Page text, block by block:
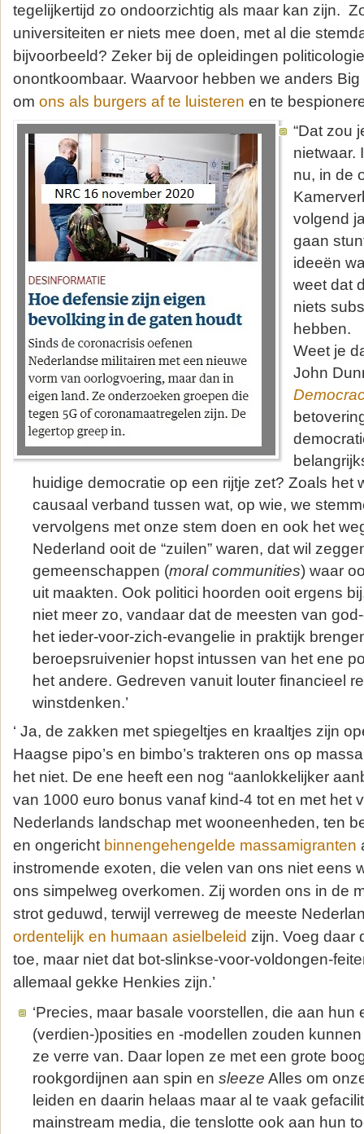
tegelijkertijd zo ondoorzichtig als maar kan zijn.
universiteiten er niets mee doen, met al die
bijvoorbeeld? Zeker bij de opleidingen
onontkoombaar. Waarvoor hebben we anders
om ons als burgers af te luisteren en te
“Dat zou
nietwaar.
nu, in de
volgend
gaan
ideeën
weet dat
niets
hebben.
Weet je
John
huidige democratie op een rijtje zet? Zoals het
causaal verband tussen wat, op wie, we
vervolgens met onze stem doen en ook het
Nederland ooit de “zuilen” waren, dat wil
gemeenschappen (moral communities) waar
uit maakten. Ook politici hoorden ooit ergens
niet meer zo, vandaar dat de meesten van
het ieder-voor-zich-evangelie in praktijk
beroepsruivenier hopst intussen van het ene
het andere. Gedreven vanuit louter financieel
winstdenken.’
‘ Ja, de zakken met spiegeltjes en kraaltjes zijn
Haagse pipo’s en bimbo’s trakteren ons op
het niet. De ene heeft een nog “aanlokkelijker
van 1000 euro bonus vanaf kind-4 tot en met het
Nederlands landschap met wooneenheden, ten
en ongericht binnengehengelde massamigranten
instromende exoten, die velen van ons niet eens
ons simpelweg overkomen. Zij worden ons in de
strot geduwd, terwijl verreweg de meeste
ordentelijk en humaan asielbeleid zijn. Voeg daar
toe, maar niet dat bot-slinkse-voor-voldongen-
allemaal gekke Henkies zijn.’
‘Precies, maar basale voorstellen, die aan hun
(verdien-)posities en -modellen zouden
ze verre van. Daar lopen ze met een grote
rookgordijnen aan spin en sleeze Alles om
leiden en daarin helaas maar al te vaak
mainstream media, die tenslotte ook aan hun